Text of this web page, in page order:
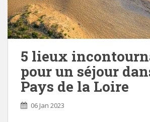
5 lieux
pour un séjour
Pays de la Loire
06 Jan 2023